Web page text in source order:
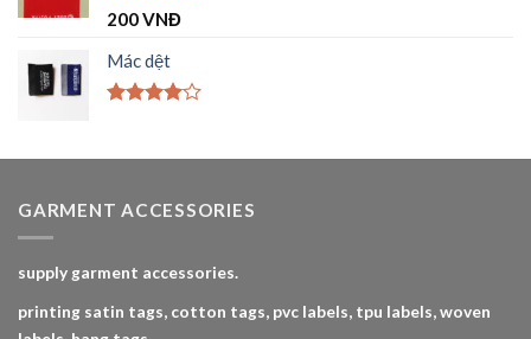
Được
4.005
sao
200VNĐ
Mác dệt
4.005
GARMENT ACCESSORIES
supply garment accessories.
printing satin tags, cotton tags, pvc labels, tpu labels, woven